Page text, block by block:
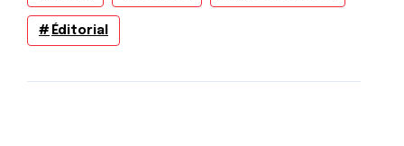
Éditorial